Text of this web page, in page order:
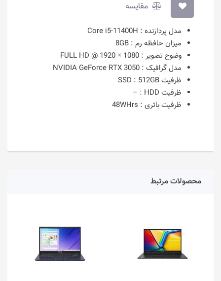
مقایسه
مدل پردازنده : Core i5-11400H
میزان حافظه رم : 8GB
وضوح تصویر : 1080 × 1920 @ FULL HD
مدل گرافیک : NVIDIA GeForce RTX 3050
ظرفیت SSD :512GB
ظرفیت HDD :
–
ظرفیت باتری : 48WHrs
محصولات مرتبط